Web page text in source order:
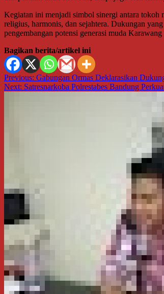
Kegiatan ini menjadi simbol sinergi antara tokoh
religius, harmonis, dan sejahtera. Dukungan
pengembangan potensi generasi muda
Bagikan berita/artikel ini
Navigasi
pos
Previous: Gabungan Ormas Deklarasikan
Next: Satresnarkoba Polrestabes Bandung